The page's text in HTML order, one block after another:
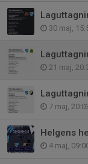
30 maj,
21 maj,
7 maj,
Helgens
4 maj,